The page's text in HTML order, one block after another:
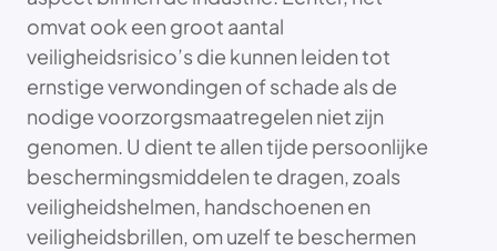
omvat ook een groot aantal
veiligheidsrisico’s die kunnen leiden tot
ernstige verwondingen of schade als de
nodige voorzorgsmaatregelen niet zijn
genomen. U dient te allen tijde persoonlijke
beschermingsmiddelen te dragen, zoals
veiligheidshelmen, handschoenen en
veiligheidsbrillen, om uzelf te beschermen